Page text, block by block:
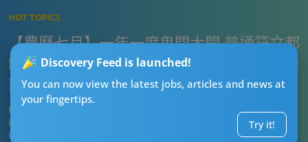
Discovery Feed is launched!
You can now view the latest jobs, articles and news at
your fingertips.
Try it!
HOT TOPICS
【農曆七月】一年一度鬼門大開 普通符文都
唔夠保？紙紮舖現通勝痛袋貼潮流 網民：全
面保障！
CT熱話管理員
Published:
Updated: